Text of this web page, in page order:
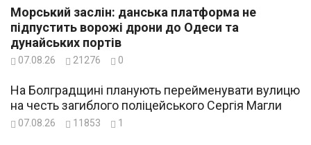
Морський заслін: данська платформа не
підпустить ворожі дрони до Одеси та
дунайських портів
07.08.26 21276 0
На Болградщині планують перейменувати вулицю
на честь загиблого поліцейського Сергія Магли
07.08.26 11853 1